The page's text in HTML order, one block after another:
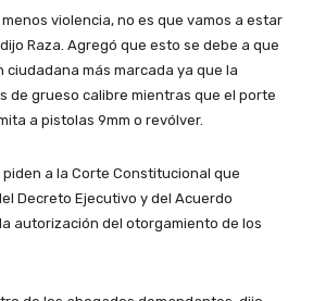
violencia, no es que vamos a estar
Raza. Agregó que esto se debe a que
más marcada ya que la
de grueso calibre mientras que el porte
a pistolas 9mm o revólver.
a la Corte Constitucional que
Decreto Ejecutivo y del Acuerdo
autorización del otorgamiento de los